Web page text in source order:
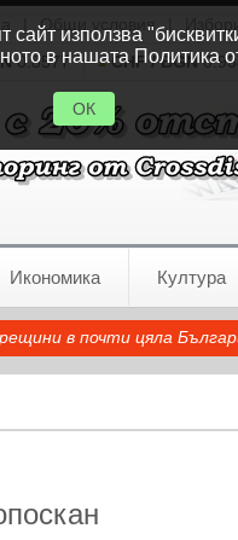
Общи условия
0.8577 CHF / BGN
Икономика Култура
в почти цяла
използва
в нашата Политика
ОК